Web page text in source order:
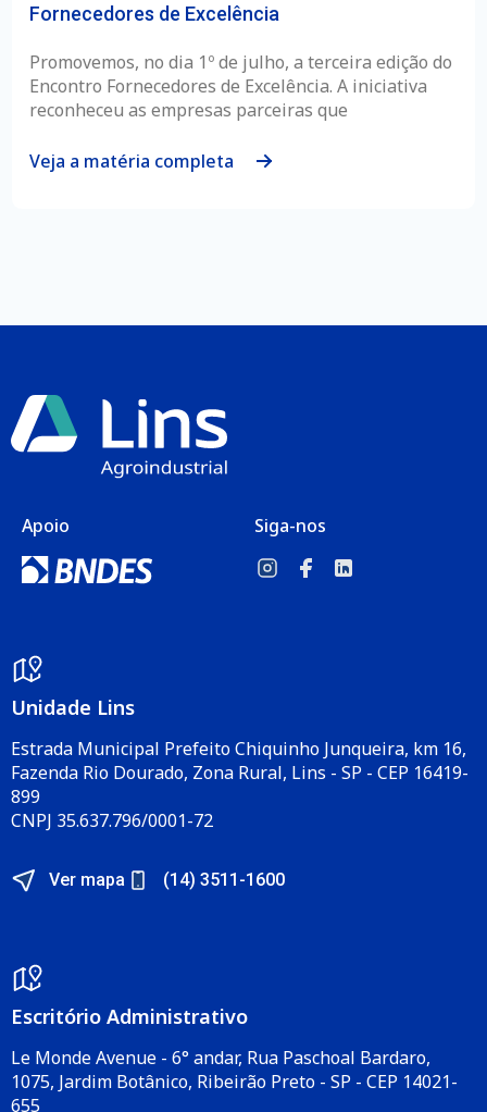
Fornecedores de Excelência
Promovemos, no dia 1º de julho, a terceira edição do
Encontro Fornecedores de Excelência. A iniciativa
reconheceu as empresas parceiras que
Veja a matéria completa
Apoio Siga-nos
Unidade Lins
Estrada Municipal Prefeito Chiquinho Junqueira, km 16,
Fazenda Rio Dourado, Zona Rural, Lins - SP - CEP 16419-
899
CNPJ 35.637.796/0001-72
Ver mapa (14) 3511-1600
Escritório Administrativo​
Le Monde Avenue - 6° andar, Rua Paschoal Bardaro,
1075, Jardim Botânico, Ribeirão Preto - SP - CEP 14021-
655​